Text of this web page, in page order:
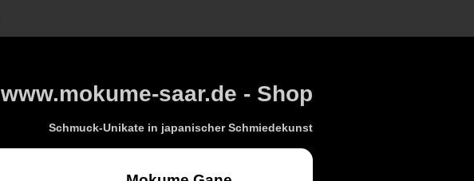
www.mokume-saar.de - Shop
Schmuck-Unikate in japanischer Schmiedekunst